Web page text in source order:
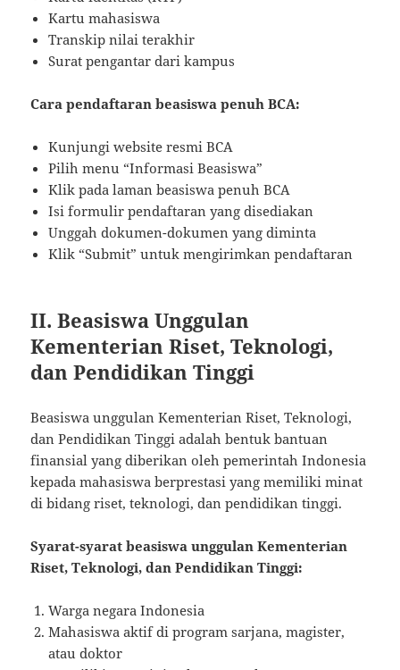
Kartu mahasiswa
Transkip nilai terakhir
Surat pengantar dari kampus
Cara pendaftaran beasiswa penuh BCA:
Kunjungi website resmi BCA
Pilih menu “Informasi Beasiswa”
Klik pada laman beasiswa penuh BCA
Isi formulir pendaftaran yang disediakan
Unggah dokumen-dokumen yang diminta
Klik “Submit” untuk mengirimkan pendaftaran
II. Beasiswa Unggulan
Kementerian Riset, Teknologi,
dan Pendidikan Tinggi
Beasiswa unggulan Kementerian Riset, Teknologi,
dan Pendidikan Tinggi adalah bentuk bantuan
finansial yang diberikan oleh pemerintah Indonesia
kepada mahasiswa berprestasi yang memiliki minat
di bidang riset, teknologi, dan pendidikan tinggi.
Syarat-syarat beasiswa unggulan Kementerian
Riset, Teknologi, dan Pendidikan Tinggi:
Warga negara Indonesia
Mahasiswa aktif di program sarjana, magister,
atau doktor